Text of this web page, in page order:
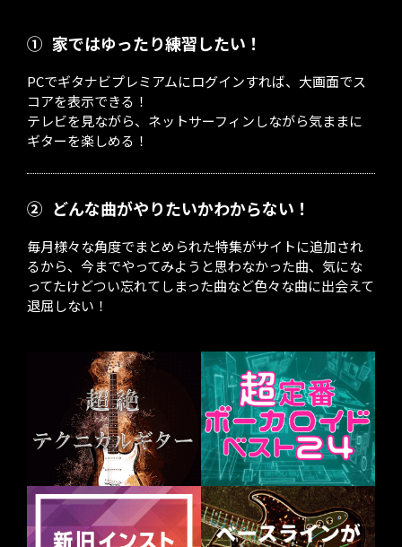
① 家ではゆったり練習したい！
PCでギタナビプレミアムにログインすれば、大画面でス
コアを表示できる！
テレビを見ながら、ネットサーフィンしながら気ままに
ギターを楽しめる！
② どんな曲がやりたいかわからない！
毎月様々な角度でまとめられた特集がサイトに追加され
るから、今までやってみようと思わなかった曲、気にな
ってたけどつい忘れてしまった曲など色々な曲に出会えて
退屈しない！